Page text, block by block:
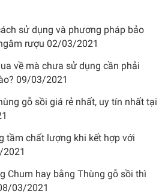
sử dụng và phương pháp bảo
rượu 02/03/2021
về mà chưa sử dụng cần phải
09/03/2021
gỗ sồi giá rẻ nhất, uy tín nhất tại
tầm chất lượng khi kết hợp với
Chum hay bằng Thùng gỗ sồi thì
03/2021